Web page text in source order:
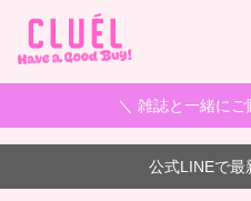
＼ 雑誌と一緒に
公式LINEで最